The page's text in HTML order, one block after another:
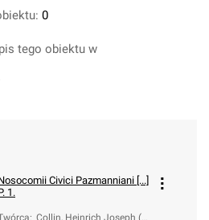
0
tego obiektu w
Civici Pazmanniani [...]
1.
: Collin, Heinrich Joseph (1